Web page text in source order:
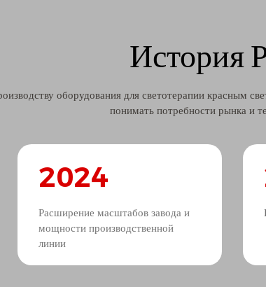
История
оборудования для светотерапии красным
понимать потребности рынка и
2024
Расширение масштабов завода и
мощности производственной
линии